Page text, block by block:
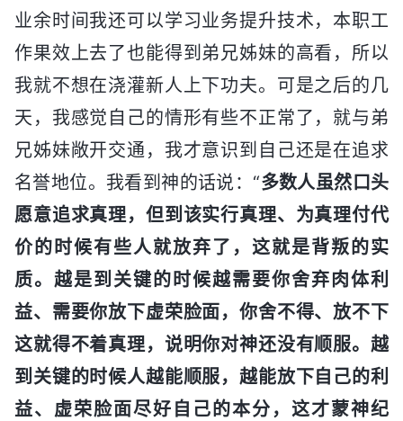
业余时间我还可以学习业务提升技术，本职工
作果效上去了也能得到弟兄姊妹的高看，所以
我就不想在浇灌新人上下功夫。可是之后的几
天，我感觉自己的情形有些不正常了，就与弟
兄姊妹敞开交通，我才意识到自己还是在追求
名誉地位。我看到神的话说：“多数人虽然口头
愿意追求真理，但到该实行真理、为真理付代
价的时候有些人就放弃了，这就是背叛的实
质。越是到关键的时候越需要你舍弃肉体利
益、需要你放下虚荣脸面，你舍不得、放不下
这就得不着真理，说明你对神还没有顺服。越
到关键的时候人越能顺服，越能放下自己的利
益、虚荣脸面尽好自己的本分，这才蒙神纪